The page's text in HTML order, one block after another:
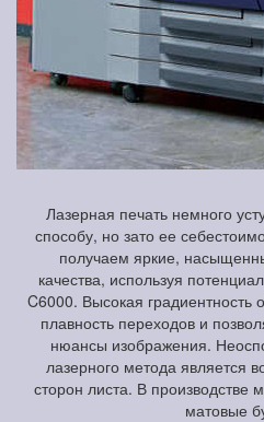
Лазерная печать немного
способу, но зато ее
получаем яркие,
качества, используя
C6000. Высокая градиентность
плавность переходов и
нюансы изображения.
лазерного метода является
сторон листа. В производстве
матовые